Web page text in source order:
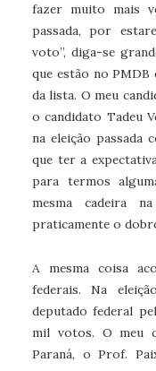
fazer muito mais
passada, por
voto”, diga-se
que estão no
da lista. O meu
o candidato Tadeu
na eleição passada
que ter a
para termos
mesma cadeira
praticamente o
A mesma coisa
federais. Na
deputado federal
mil votos. O meu
Paraná, o Prof.